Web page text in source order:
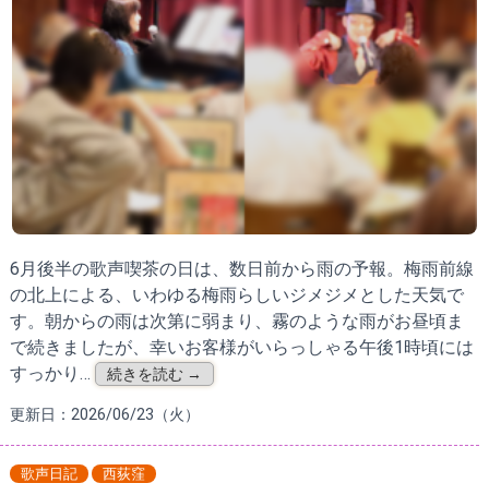
6月後半の歌声喫茶の日は、数日前から雨の予報。梅雨前線
の北上による、いわゆる梅雨らしいジメジメとした天気で
す。朝からの雨は次第に弱まり、霧のような雨がお昼頃ま
で続きましたが、幸いお客様がいらっしゃる午後1時頃には
すっかり…
続きを読む →
更新日：2026/06/23（火）
歌声日記 西荻窪